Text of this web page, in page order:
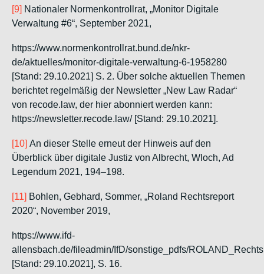
[9] Nationaler Normenkontrollrat, „Monitor Digitale
Verwaltung #6“, September 2021,
https://www.normenkontrollrat.bund.de/nkr-
de/aktuelles/monitor-digitale-verwaltung-6-1958280
[Stand: 29.10.2021] S. 2. Über solche aktuellen Themen
berichtet regelmäßig der Newsletter „New Law Radar“
von recode.law, der hier abonniert werden kann:
https://newsletter.recode.law/ [Stand: 29.10.2021].
[10] An dieser Stelle erneut der Hinweis auf den
Überblick über digitale Justiz von Albrecht, Wloch, Ad
Legendum 2021, 194–198.
[11] Bohlen, Gebhard, Sommer, „Roland Rechtsreport
2020“, November 2019,
https://www.ifd-
allensbach.de/fileadmin/IfD/sonstige_pdfs/
[Stand: 29.10.2021], S. 16.